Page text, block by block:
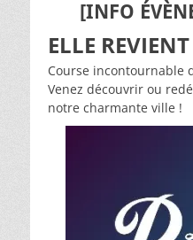
[INFO ÉVÈ
ELLE
Course incontournable
Venez découvrir ou
notre charmante ville !